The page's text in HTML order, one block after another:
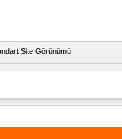
Site Görünümü